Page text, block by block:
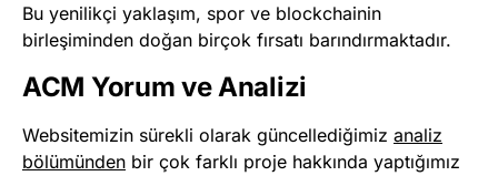
Bu yenilikçi yaklaşım, spor ve blockchainin
birleşiminden doğan birçok fırsatı barındırmaktadır.
ACM Yorum ve Analizi
Websitemizin sürekli olarak güncellediğimiz analiz
bölümünden bir çok farklı proje hakkında yaptığımız